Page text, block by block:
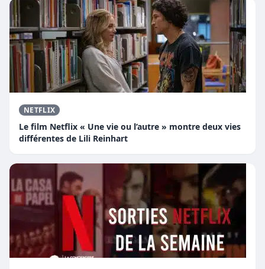
NETFLIX
Le film Netflix « Une vie ou l’autre » montre deux vies
différentes de Lili Reinhart